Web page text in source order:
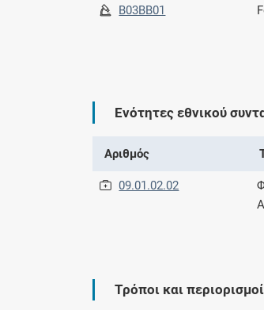
B03BB01
Ενότητες εθνικού
Αριθμός
09.01.02.02
Τρόποι και